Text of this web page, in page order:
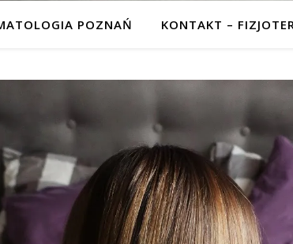
POZNAŃ KONTAKT –